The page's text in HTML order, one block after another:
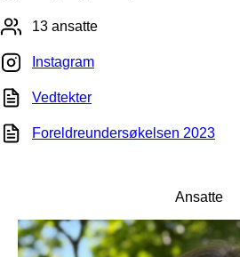
13 ansatte
Instagram
Vedtekter
Foreldreundersøkelsen 2023
Ansatte